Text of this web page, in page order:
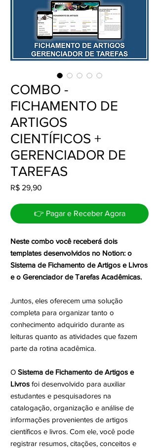
COMBO -
FICHAMENTO DE
ARTIGOS
CIENTÍFICOS +
GERENCIADOR DE
TAREFAS
R$ 29,90
👉 Pagar e Receber Agora
Neste combo você receberá dois
templates desenvolvidos no Notion: o
Sistema de Fichamento de Artigos e Livros
e o Gerenciador de Tarefas Acadêmicas.
Juntos, eles oferecem uma solução
completa para organizar tanto o
conhecimento adquirido durante as
leituras quanto as atividades que fazem
parte da rotina acadêmica.
O Sistema de Fichamento de Artigos e
Livros foi desenvolvido para auxiliar
estudantes e pesquisadores na
catalogação, organização e análise de
informações provenientes de artigos
científicos e livros. Com ele, você pode
registrar resumos, citações, conceitos e